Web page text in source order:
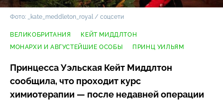
Фото: _kate_meddleton_royal / соцсети
ВЕЛИКОБРИТАНИЯ
КЕЙТ МИДДЛТОН
МОНАРХИ И АВГУСТЕЙШИЕ ОСОБЫ
ПРИНЦ УИЛЬЯМ
Принцесса Уэльская Кейт Миддлтон
сообщила, что проходит курс
химиотерапии — после недавней операции